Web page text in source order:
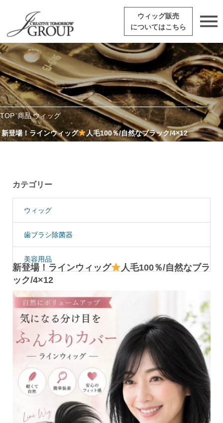
ウィッグ販売
についてはこちら
TOP 商品ウィッグ
新登場！ラインウィッグ 人毛100％/自然なブラック/4×12
新登場！ラインウィッグ
人毛100％/自然なブラ
ック/4×12
カテゴリー
ウィッグ
歯ブラシ除菌器
美容用品